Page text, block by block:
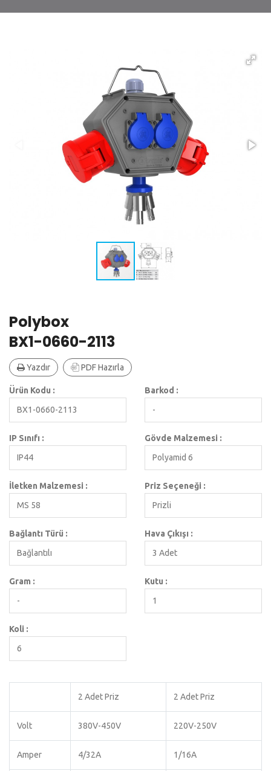
Polybox
BX1-0660-2113
Yazdır PDF Hazırla
Ürün Kodu :
BX1-0660-2113
Barkod :
-
IP Sınıfı :
IP44
Gövde Malzemesi :
Polyamid 6
İletken Malzemesi :
MS 58
Priz Seçeneği :
Prizli
Bağlantı Türü :
Bağlantılı
Hava Çıkışı :
3 Adet
Gram :
-
Kutu :
1
Koli :
6
2 Adet Priz 2 Adet Priz
Volt 380V-450V 220V-250V
Amper 4/32A 1/16A